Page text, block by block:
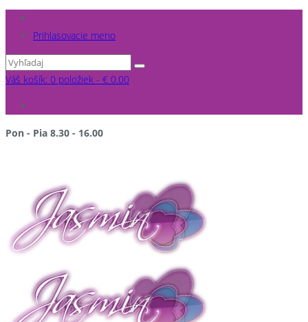
Prihlasovacie meno
Váš košík: 0 položiek - € 0.00
Pon - Pia 8.30 - 16.00